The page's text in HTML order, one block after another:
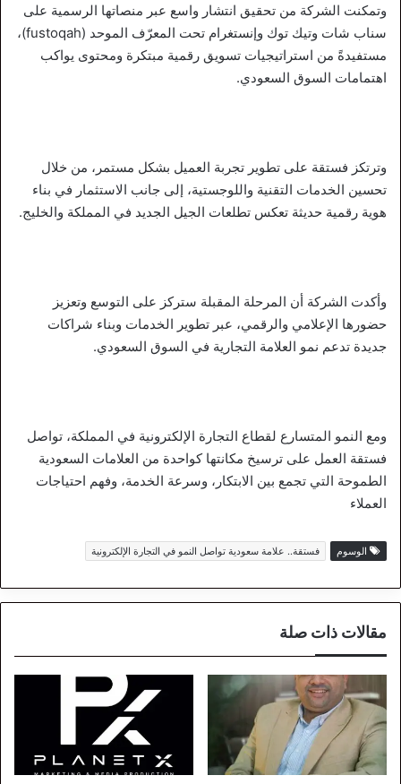
وتمكنت الشركة من تحقيق انتشار واسع عبر منصاتها الرسمية على
سناب شات وتيك توك وإنستغرام تحت المعرّف الموحد (fustoqah)،
مستفيدةً من استراتيجيات تسويق رقمية مبتكرة ومحتوى يواكب
اهتمامات السوق السعودي.
وترتكز فستقة على تطوير تجربة العميل بشكل مستمر، من خلال
تحسين الخدمات التقنية واللوجستية، إلى جانب الاستثمار في بناء
هوية رقمية حديثة تعكس تطلعات الجيل الجديد في المملكة والخليج.
وأكدت الشركة أن المرحلة المقبلة ستركز على التوسع وتعزيز
حضورها الإعلامي والرقمي، عبر تطوير الخدمات وبناء شراكات
جديدة تدعم نمو العلامة التجارية في السوق السعودي.
ومع النمو المتسارع لقطاع التجارة الإلكترونية في المملكة، تواصل
فستقة العمل على ترسيخ مكانتها كواحدة من العلامات السعودية
الطموحة التي تجمع بين الابتكار، وسرعة الخدمة، وفهم احتياجات
العملاء
الوسوم فستقة.. علامة سعودية تواصل النمو في التجارة الإلكترونية
مقالات ذات صلة